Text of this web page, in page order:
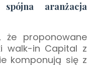
aranżacja
że proponowane
walk-in Capital z
komponują się z